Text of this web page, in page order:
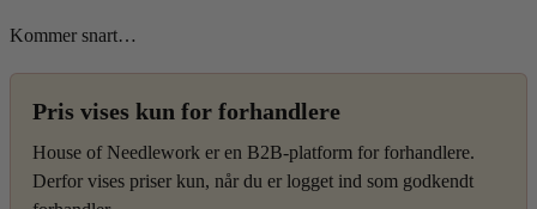
Kommer snart…
Pris vises kun for forhandlere
House of Needlework er en B2B-platform for forhandlere.
Derfor vises priser kun, når du er logget ind som godkendt